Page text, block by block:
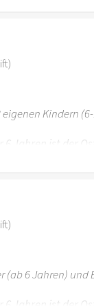
Kindern
6 Jahren ist der
(ab 6 Jahren) und
6 Jahren ist der